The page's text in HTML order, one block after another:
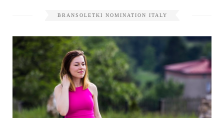
BRANSOLETKI NOMINATION ITALY